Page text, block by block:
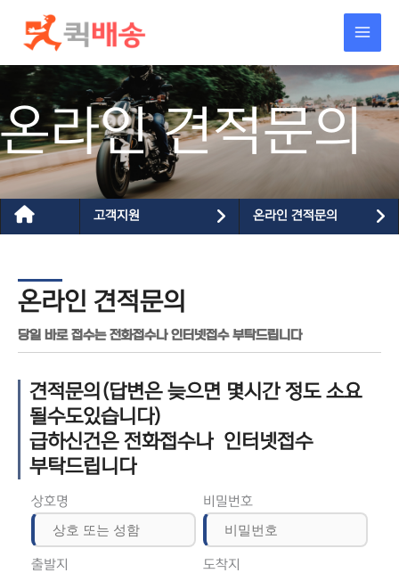
건너뛰기
온라인 견적문의
고객지원 온라인 견적문의
온라인 견적문의
당일 바로 접수는 전화접수나 인터넷접수 부탁드립니다
견적문의(답변은 늦으면 몇시간 정도 소요
될수도있습니다)
급하신건은 전화접수나 인터넷접수
부탁드립니다
상호명 비밀번호
출발지 도착지